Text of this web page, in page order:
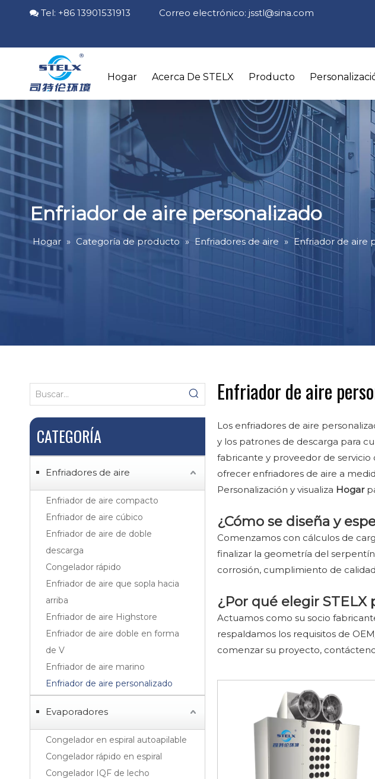
 Tel: +86 13901531913 Correo electrónico: jsstl@sina.com
Hogar Acerca De STELX Producto
Enfriador de aire personalizado
Hogar » Categoría de producto » Enfriadores de aire » Enfriador de aire
CATEGORÍA
Enfriadores de aire
Enfriador de aire compacto
Enfriador de aire cúbico
Enfriador de aire de doble
descarga
Congelador rápido
Enfriador de aire que sopla hacia
arriba
Enfriador de aire Highstore
Enfriador de aire doble en forma
de V
Enfriador de aire marino
Enfriador de aire personalizado
Evaporadores
Congelador en espiral autoapilable
Congelador rápido en espiral
Congelador IQF de lecho
Enfriador de aire
Los enfriadores de aire
y los patrones de descarga para
fabricante y proveedor de servicio
ofrecer enfriadores de aire a
Personalización y visualiza Hogar
¿Cómo se diseña y
Comenzamos con cálculos de
finalizar la geometría del
corrosión, cumplimiento de
¿Por qué elegir STELX
Actuamos como su socio
respaldamos los requisitos de
comenzar su proyecto,